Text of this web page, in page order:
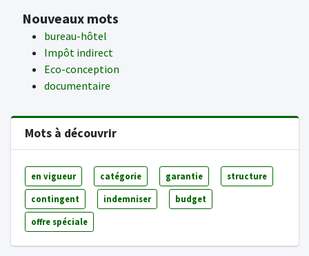
Nouveaux mots
bureau-hôtel
Impôt indirect
Eco-conception
documentaire
Mots à découvrir
en vigueur catégorie garantie structure
contingent indemniser budget
offre spéciale